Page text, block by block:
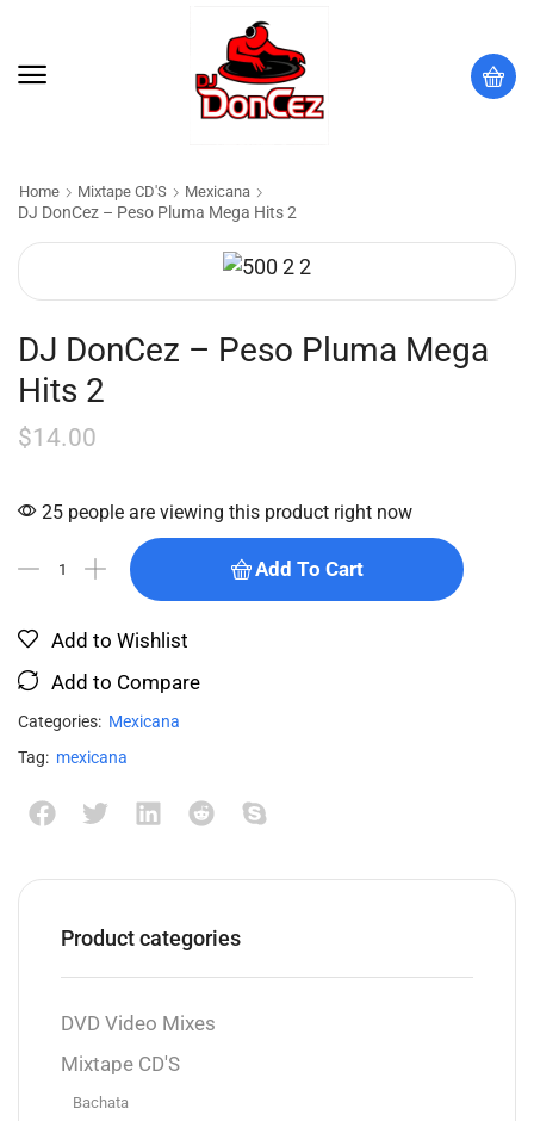
Home Mixtape CD'S Mexicana
DJ DonCez – Peso Pluma Mega Hits 2
DJ DonCez – Peso Pluma Mega
Hits 2
$14.00
25 people are viewing this product right now
Add To Cart
Add to Wishlist
Add to Compare
Categories: Mexicana
Tag: mexicana
Product categories
DVD Video Mixes
Mixtape CD'S
Bachata